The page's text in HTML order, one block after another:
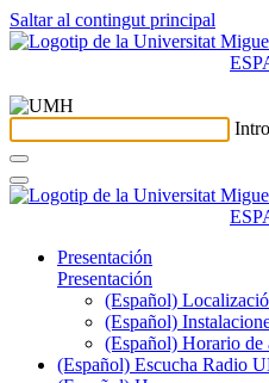
Saltar al contingut principal
Presentación
Presentación
(Español)
(Español)
(Español) Horario de
(Español) Escucha Radio